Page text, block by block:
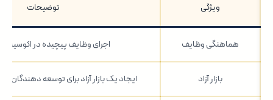
ویژگی توضیحات
هماهنگی وظایف اجرای وظایف پیچیده در
بازار آزاد ایجاد یک بازار آزاد برای توسعه دهندگان